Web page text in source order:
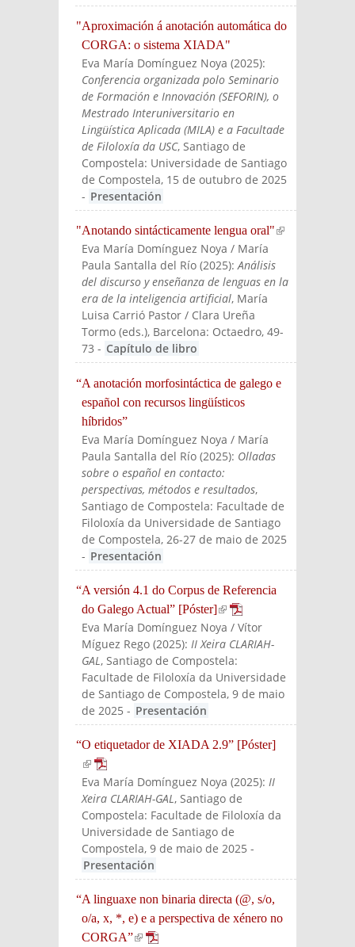
"Aproximación á anotación automática do
CORGA: o sistema XIADA"
Eva María Domínguez Noya (2025):
Conferencia organizada polo Seminario
de Formación e Innovación (SEFORIN), o
Mestrado Interuniversitario en
Lingüística Aplicada (MILA) e a Facultade
de Filoloxía da USC, Santiago de
Compostela: Universidade de Santiago
de Compostela, 15 de outubro de 2025
- Presentación
"Anotando sintácticamente lengua oral"(link is
l)
Eva María Domínguez Noya / María
Paula Santalla del Río (2025):Análisis
del discurso y enseñanza de lenguas en la
era de la inteligencia artificial, María
Luisa Carrió Pastor / Clara Ureña
Tormo (eds.), Barcelona: Octaedro, 49-
73 - Capítulo de libro
“A anotación morfosintáctica de galego e
español con recursos lingüísticos
híbridos”
Eva María Domínguez Noya / María
Paula Santalla del Río (2025): Olladas
sobre o español en contacto:
perspectivas, métodos e resultados,
Santiago de Compostela: Facultade de
Filoloxía da Universidade de Santiago
de Compostela, 26-27 de maio de 2025
- Presentación
“A versión 4.1 do Corpus de Referencia
do Galego Actual” [Póster](link is external)
Eva María Domínguez Noya / Vítor
Míguez Rego (2025):II Xeira CLARIAH-
GAL, Santiago de Compostela:
Facultade de Filoloxía da Universidade
de Santiago de Compostela, 9 de maio
de 2025 - Presentación
“O etiquetador de XIADA 2.9” [Póster]
(link is external)
Eva María Domínguez Noya (2025):II
Xeira CLARIAH-GAL, Santiago de
Compostela: Facultade de Filoloxía da
Universidade de Santiago de
Compostela, 9 de maio de 2025 -
Presentación
“A linguaxe non binaria directa (@, s/o,
o/a, x, *, e) e a perspectiva de xénero no
CORGA”(link is external)